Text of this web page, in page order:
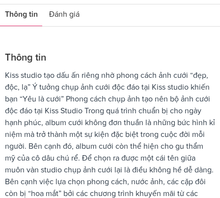
Thông tin Đánh giá
Thông tin
Kiss studio tạo dấu ấn riêng nhờ phong cách ảnh cưới “đẹp,
độc, lạ” Ý tưởng chụp ảnh cưới độc đáo tại Kiss studio khiến
bạn “Yêu là cưới” Phong cách chụp ảnh tạo nên bộ ảnh cưới
độc đáo tại Kiss Studio Trong quá trình chuẩn bị cho ngày
hạnh phúc, album cưới không đơn thuần là những bức hình kỉ
niệm mà trở thành một sự kiện đặc biệt trong cuộc đời mỗi
người. Bên cạnh đó, album cưới còn thể hiện cho gu thẩm
mỹ của cô dâu chú rể. Để chọn ra được một cái tên giữa
muôn vàn studio chụp ảnh cưới lại là điều không hề dễ dàng.
Bên cạnh việc lựa chọn phong cách, nước ảnh, các cặp đôi
còn bị “hoa mắt” bởi các chương trình khuyến mãi từ các